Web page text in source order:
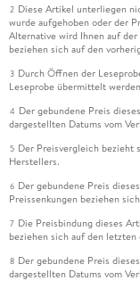
2 Diese Artikel unterliegen
wurde aufgehoben oder der
Alternative wird Ihnen auf
beziehen sich auf den
3 Durch Öffnen der
Leseprobe übermittelt
4 Der gebundene Preis
dargestellten Datums vom
5 Der Preisvergleich bezieht
Herstellers.
6 Der gebundene Preis
Preissenkungen beziehen
7 Die Preisbindung dieses
beziehen sich auf den letzten
8 Der gebundene Preis
dargestellten Datums vom